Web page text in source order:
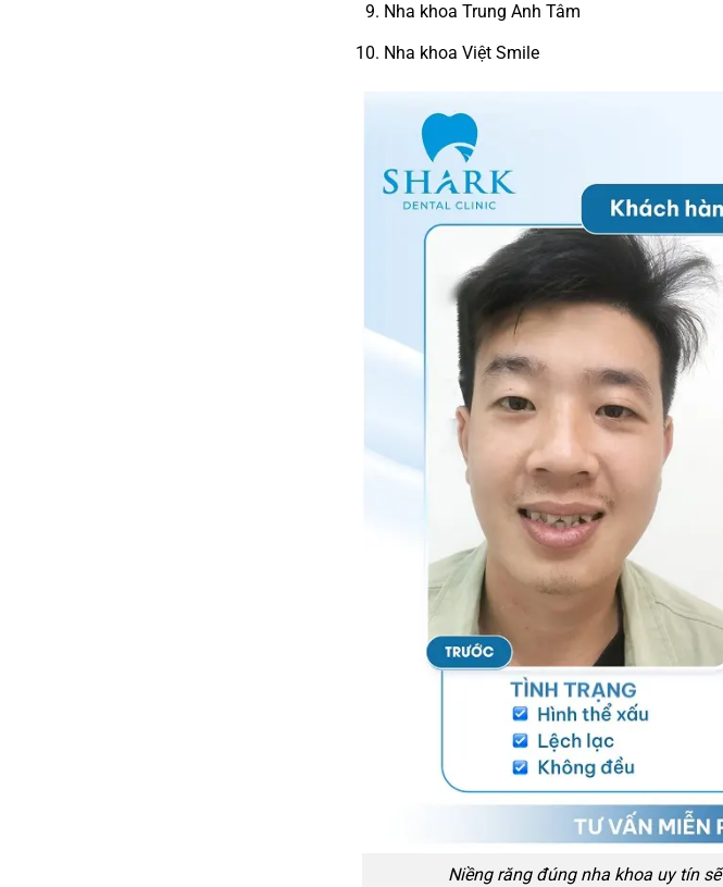
Nha khoa Trung Anh Tâm
Nha khoa Việt Smile
Niềng răng đúng nha khoa uy tín